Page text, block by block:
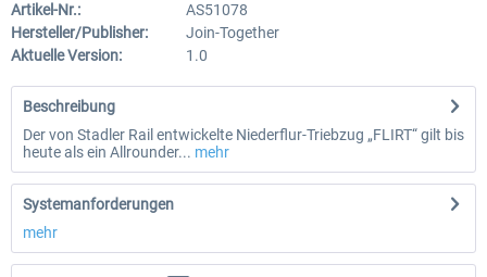
Artikel-Nr.:
AS51078
Hersteller/Publisher:
Join-Together
Aktuelle Version:
1.0
Beschreibung
Der von Stadler Rail entwickelte Niederflur-Triebzug „FLIRT“ gilt bis
heute als ein Allrounder... mehr
Systemanforderungen
mehr